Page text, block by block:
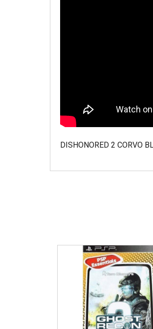
DISHONORED 2 CORVO